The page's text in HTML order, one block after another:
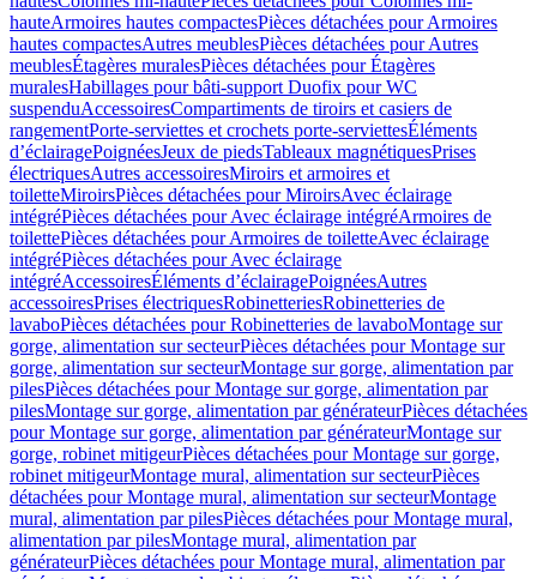
hauteArmoires hautes compactesPièces détachées pour Armoires
hautes compactesAutres meublesPièces détachées pour Autres
meublesÉtagères muralesPièces détachées pour Étagères
muralesHabillages pour bâti-support Duofix pour WC
suspenduAccessoiresCompartiments de tiroirs et casiers de
rangementPorte-serviettes et crochets porte-serviettesÉléments
d’éclairagePoignéesJeux de piedsTableaux magnétiquesPrises
électriquesAutres accessoiresMiroirs et armoires et
toiletteMiroirsPièces détachées pour MiroirsAvec éclairage
intégréPièces détachées pour Avec éclairage intégréArmoires de
toilettePièces détachées pour Armoires de toiletteAvec éclairage
intégréPièces détachées pour Avec éclairage
intégréAccessoiresÉléments d’éclairagePoignéesAutres
accessoiresPrises électriquesRobinetteriesRobinetteries de
lavaboPièces détachées pour Robinetteries de lavaboMontage sur
gorge, alimentation sur secteurPièces détachées pour Montage sur
gorge, alimentation sur secteurMontage sur gorge, alimentation par
pilesPièces détachées pour Montage sur gorge, alimentation par
pilesMontage sur gorge, alimentation par générateurPièces détachées
pour Montage sur gorge, alimentation par générateurMontage sur
gorge, robinet mitigeurPièces détachées pour Montage sur gorge,
robinet mitigeurMontage mural, alimentation sur secteurPièces
détachées pour Montage mural, alimentation sur secteurMontage
mural, alimentation par pilesPièces détachées pour Montage mural,
alimentation par pilesMontage mural, alimentation par
générateurPièces détachées pour Montage mural, alimentation par